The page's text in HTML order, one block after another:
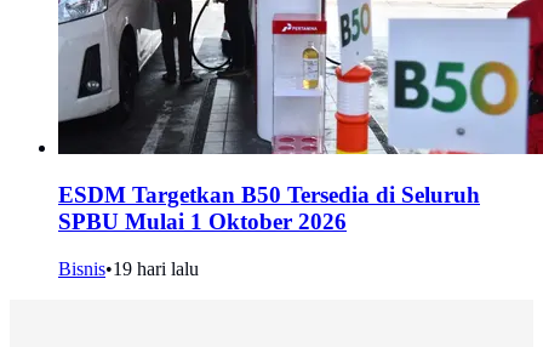
ESDM Targetkan B50 Tersedia di Seluruh
SPBU Mulai 1 Oktober 2026
Bisnis•19 hari lalu